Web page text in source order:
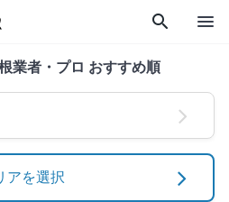
search menu
業者・プロ おすすめ順
アを選択